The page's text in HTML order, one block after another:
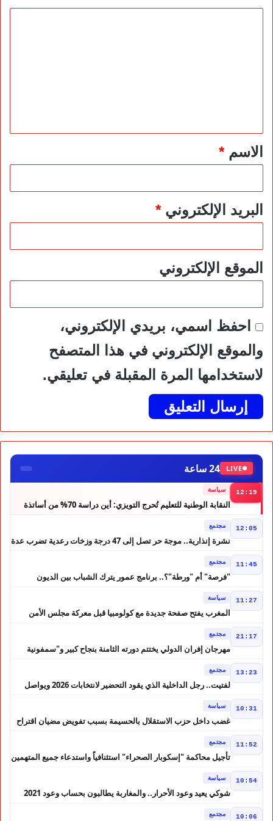
*الاسم*
البريد الإلكتروني*
الموقع الإلكتروني
احفظ اسمي، بريدي الإلكتروني،
والموقع الإلكتروني في هذا المتصفح
لاستخدامها المرة المقبلة في تعليقي.
LIVE 24 ساعة
12:19 سياسة
النقابة الوطنية للتعليم تُحرج التويزي: أين دراسة 70% من أساتذة
12:05 مجتمع
نشرة إنذارية.. موجة حر تصل إلى 47 درجة وزخات رعدية تضرب عدة
11:45 مجتمع
"فرصة" أم "ورطة"؟.. برنامج عمور يترك الشباب بين الديون
11:27 سياسة
المغرب يفتح صفحة جديدة مع كولومبيا قبل معركة مجلس الأمن
21:17 مجتمع
مهرجان إفران الدولي يختتم دورته الثامنة بنجاح كبير و"سمفونية
13:23 مجتمع
لفتيت.. رجل الداخلية الذي يقود التحضير لانتخابات 2026 ويواصل
10:31 سياسة
غضب داخل حزب الاستقلال بالحسيمة بسبب تفويض مضيان اقتراح
11:52 مجتمع
تأجيل محاكمة "إسكوبار الصحراء" استئنافياً واستدعاء جميع المتهمين
10:54 سياسة
شوكي يعيد وعود الأحرار.. والمغاربة يطالبون بحساب وعود 2021
10:06 مجتمع